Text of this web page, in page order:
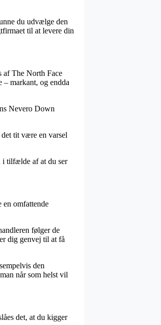
du udvælge den
til at levere din
af The North Face
– markant, og endda
Nevero Down
tit være en varsel
i tilfælde af at du ser
en omfattende
følger de
dig genvej til at få
den
når som helst vil
det, at du kigger